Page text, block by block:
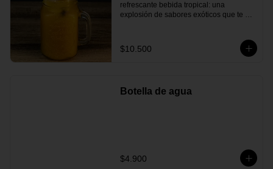
refrescante bebida tropical: una
explosión de sabores exóticos que te
el dulce néctar de piña fresca con el
toque ácido del maracuyá y el limón,
$10.500
Botella de agua
$4.900